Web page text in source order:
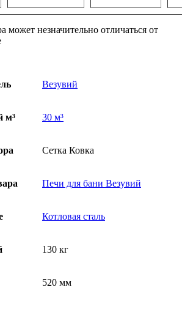
незначительно отличаться от
Везувий
м³ 30 м³
Сетка Ковка
Печи для бани Везувий
Котловая сталь
130 кг
520 мм